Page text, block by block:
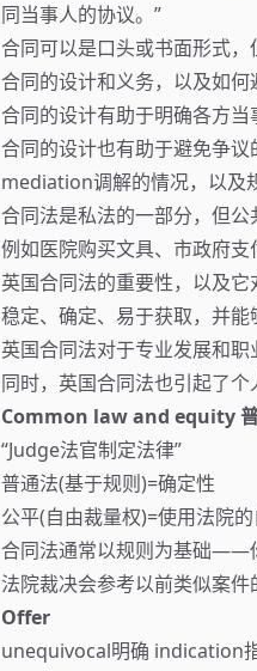
同当事人的协议。”
合同可以是口头或书面形式，
合同的设计和义务，以及如何
合同的设计有助于明确各方当
合同的设计也有助于避免争
mediation调解的情况，以及
合同法是私法的一部分，但公
例如医院购买文具、市政府支
英国合同法的重要性，以及它
稳定、确定、易于获取，并能
英国合同法对于专业发展和
同时，英国合同法也引起了个
Common law and equity
“Judge法官制定法律”
普通法(基于规则)=确定性
公平(自由裁量权)=使用法院
合同法通常以规则为基础——
法院裁决会参考以前类似案件
Offer
unequivocal明确 indication